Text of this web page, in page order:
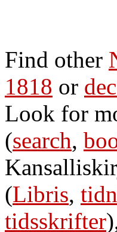
Find other
1818 or
Look for
(search,
(Libris,
tidsskrifter